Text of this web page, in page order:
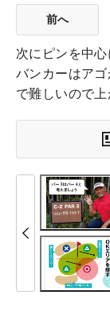
前へ
次にピンを中
バンカーはア
で難しいので上